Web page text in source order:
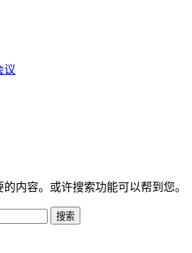
议
内容。或许搜索功能可以帮到您。